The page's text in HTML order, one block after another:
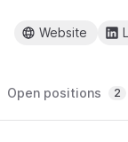
Website
Open positions 2